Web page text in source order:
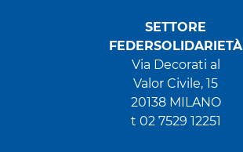
SETTORE
FEDERSOLIDARIETÀ
Via Decorati al
Valor Civile, 15
20138 MILANO
t 02 7529 12251